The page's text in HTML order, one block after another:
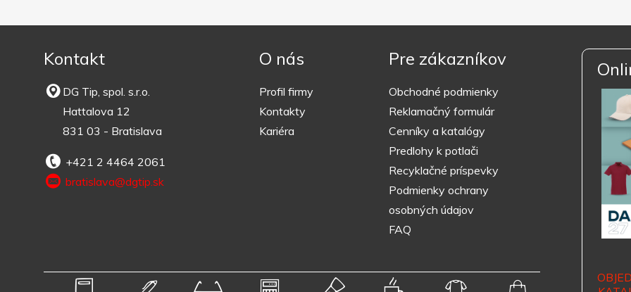
Kontakt
DG Tip, spol. s.r.o.
Hattalova 12
831 03 - Bratislava
+421 2 4464 2061
bratislava@dgtip.sk
O nás
Profil firmy
Kontakty
Kariéra
Pre zákazníkov
Obchodné podmienky
Reklamačný formulár
Cenníky a katalógy
Predlohy k potlači
Recyklačné príspevky
Podmienky ochrany
osobných údajov
FAQ